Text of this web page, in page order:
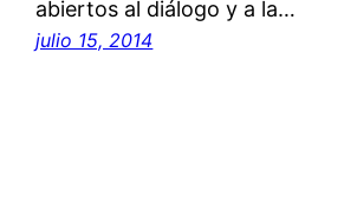
abiertos al diálogo y a la…
julio 15, 2014